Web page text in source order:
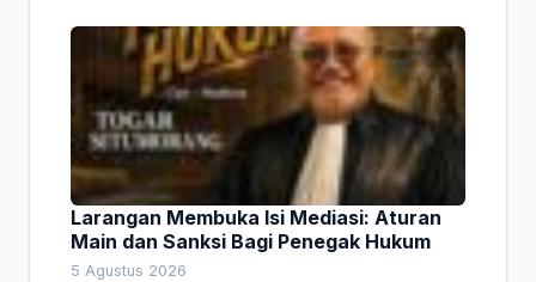
Larangan Membuka Isi Mediasi: Aturan
Main dan Sanksi Bagi Penegak Hukum
5 Agustus 2026